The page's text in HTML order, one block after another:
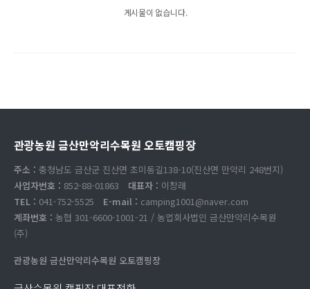
게시물이 없습니다.
관광농원 금산만악리수목원 오토캠핑장
주소 : 충청남도 금산군 진산면 초미동길138-10(진산면 만악리 248번지)
사업자번호 : 852-88-01863 대표자 : 이창래
TEL : 041-752-5525 E-mail : camping1001@naver.com
계좌번호 : 농협 301-6600-1001-21 / 농업회사법인 금산만악리수목원
(주)
관광농원 금산만악리수목원 오토캠핑장